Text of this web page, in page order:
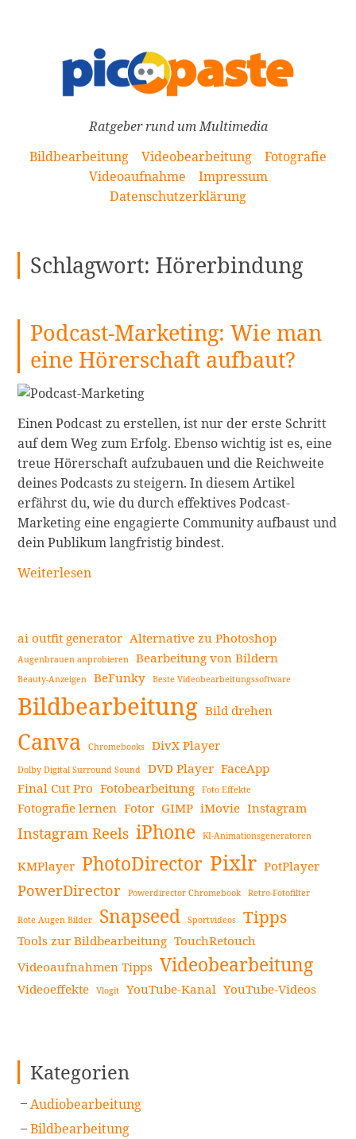
Ratgeber rund um Multimedia
Bildbearbeitung
Videobearbeitung
Fotografie
Videoaufnahme
Impressum
Datenschutzerklärung
Schlagwort: Hörerbindung
Podcast-Marketing: Wie man
eine Hörerschaft aufbaut?
Einen Podcast zu erstellen, ist nur der erste Schritt
auf dem Weg zum Erfolg. Ebenso wichtig ist es, eine
treue Hörerschaft aufzubauen und die Reichweite
deines Podcasts zu steigern. In diesem Artikel
erfährst du, wie du durch effektives Podcast-
Marketing eine engagierte Community aufbaust und
dein Publikum langfristig bindest.
Podcast-
man
weiterlesen
Weiterlesen
Seitenleiste
ai outfit generator Alternative zu Photoshop
Augenbrauen anprobieren Bearbeitung von Bildern
Beauty-Anzeigen BeFunky Beste Videobearbeitungssoftware
Bildbearbeitung Bild drehen
Canva Chromebooks DivX Player
Dolby Digital Surround Sound DVD Player FaceApp
Final Cut Pro Fotobearbeitung Foto Effekte
Fotografie lernen Fotor GIMP iMovie Instagram
Instagram Reels iPhone KI-Animationsgeneratoren
KMPlayer PhotoDirector Pixlr PotPlayer
PowerDirector Powerdirector Chromebook Retro-Fotofilter
Rote Augen Bilder Snapseed Sportvideos Tipps
Tools zur Bildbearbeitung TouchRetouch
Videoaufnahmen Tipps Videobearbeitung
Videoeffekte Vlogit YouTube-Kanal YouTube-Videos
Kategorien
Audiobearbeitung
Bildbearbeitung